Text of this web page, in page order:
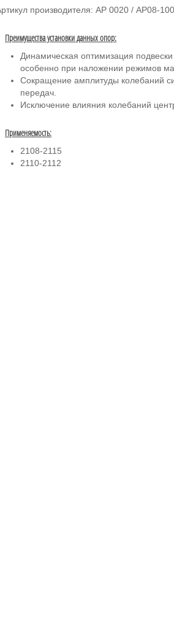
производителя: АР 0020 / АР08-
Преимущества установки данных опор:
Динамическая оптимизация
особенно при наложении режимов
Сокращение амплитуды колебаний
передач.
Исключение влияния колебаний
Применяемость:
2108-2115
2110-2112